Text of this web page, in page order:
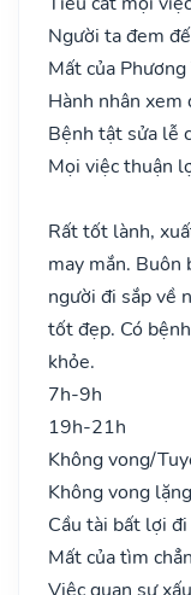
Người ta đem
Mất của
Hành nhân xem
Bệnh tật sửa lễ
Mọi việc thuận
Rất tốt lành,
may mắn. Buôn
người đi sắp về
tốt đẹp. Có
khỏe.
7h-9h
19h-21h
Không vong/
Không vong
Cầu tài bất lợi
Mất của tìm